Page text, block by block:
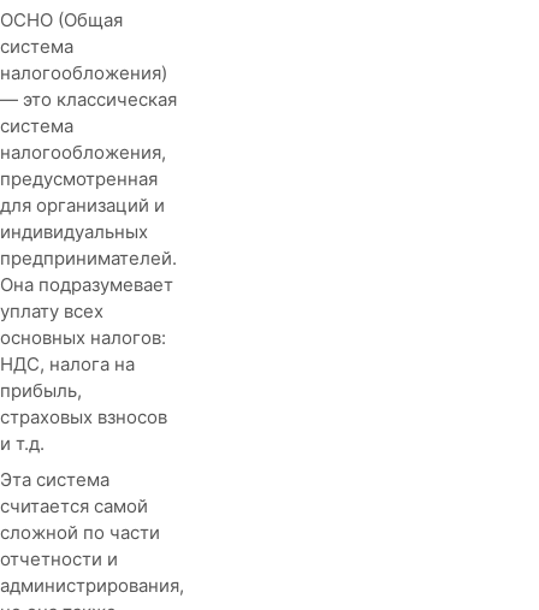
ОСНО (Общая
система
налогообложения)
— это классическая
система
налогообложения,
предусмотренная
для организаций и
индивидуальных
предпринимателей.
Она подразумевает
уплату всех
основных налогов:
НДС, налога на
прибыль,
страховых взносов
и т.д.
Эта система
считается самой
сложной по части
отчетности и
администрирования,